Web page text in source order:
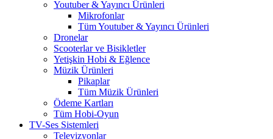
Youtuber & Yayıncı Ürünleri
Mikrofonlar
Tüm Youtuber & Yayıncı Ürünleri
Dronelar
Scooterlar ve Bisikletler
Yetişkin Hobi & Eğlence
Müzik Ürünleri
Pikaplar
Tüm Müzik Ürünleri
Ödeme Kartları
Tüm Hobi-Oyun
TV-Ses Sistemleri
Televizyonlar